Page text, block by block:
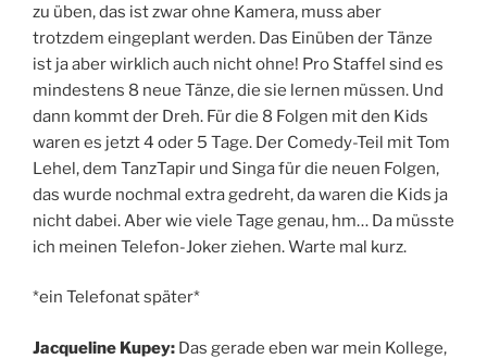
zu üben, das ist zwar ohne Kamera, muss aber
trotzdem eingeplant werden. Das Einüben der Tänze
ist ja aber wirklich auch nicht ohne! Pro Staffel sind es
mindestens 8 neue Tänze, die sie lernen müssen. Und
dann kommt der Dreh. Für die 8 Folgen mit den Kids
waren es jetzt 4 oder 5 Tage. Der Comedy-Teil mit Tom
Lehel, dem TanzTapir und Singa für die neuen Folgen,
das wurde nochmal extra gedreht, da waren die Kids ja
nicht dabei. Aber wie viele Tage genau, hm… Da müsste
ich meinen Telefon-Joker ziehen. Warte mal kurz.
*ein Telefonat später*
Jacqueline Kupey: Das gerade eben war mein Kollege,